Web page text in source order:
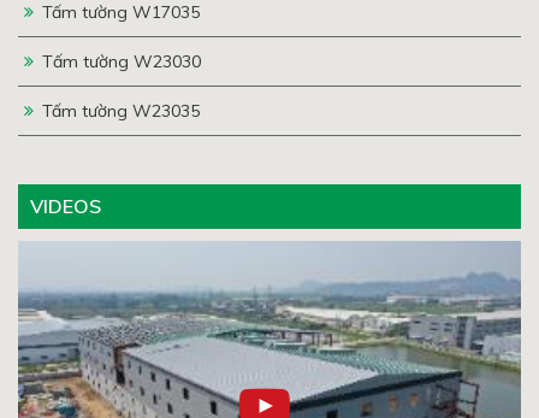
Tấm tường W17035
Tấm tường W23030
Tấm tường W23035
VIDEOS